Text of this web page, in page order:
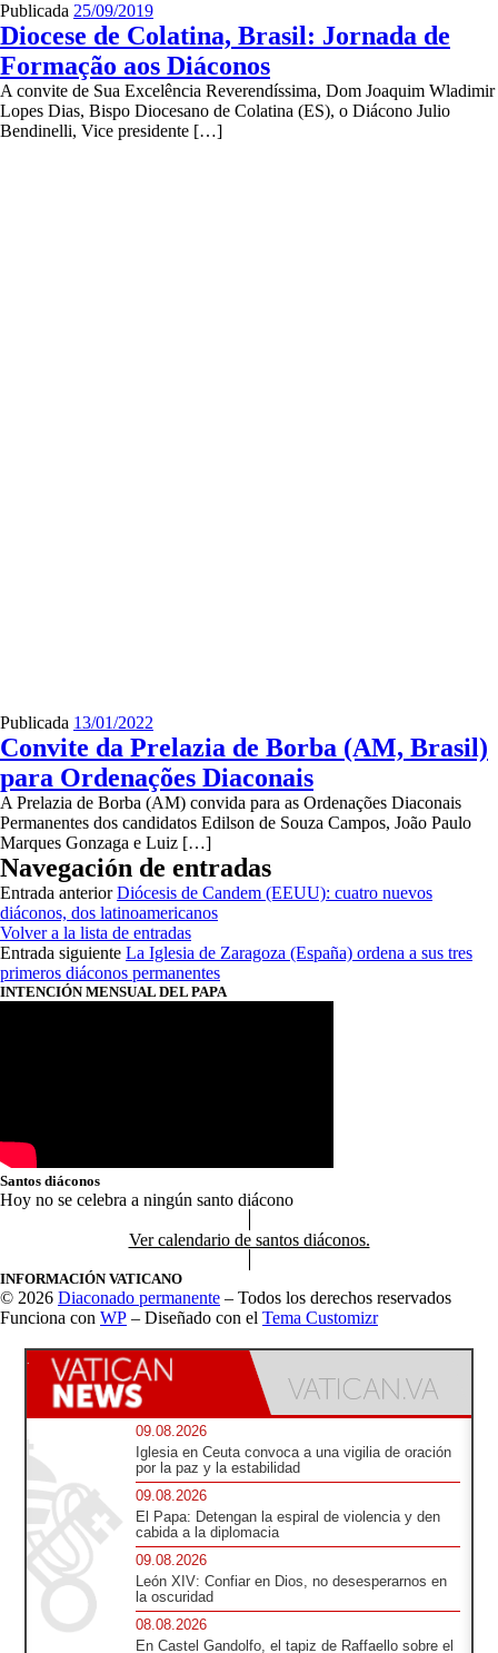
Publicada 25/09/2019
Diocese de Colatina, Brasil: Jornada de
Formação aos Diáconos
A convite de Sua Excelência Reverendíssima, Dom Joaquim Wladimir
Lopes Dias, Bispo Diocesano de Colatina (ES), o Diácono Julio
Bendinelli, Vice presidente […]
Publicada 13/01/2022
Convite da Prelazia de Borba (AM, Brasil)
para Ordenações Diaconais
A Prelazia de Borba (AM) convida para as Ordenações Diaconais
Permanentes dos candidatos Edilson de Souza Campos, João Paulo
Marques Gonzaga e Luiz […]
Navegación de entradas
Entrada anterior Diócesis de Candem (EEUU): cuatro nuevos
diáconos, dos latinoamericanos
Volver a la lista de entradas
Entrada siguiente La Iglesia de Zaragoza (España) ordena a sus tres
primeros diáconos permanentes
INTENCIÓN MENSUAL DEL PAPA
Santos diáconos
Hoy no se celebra a ningún santo diácono
Ver calendario de santos diáconos.
INFORMACIÓN VATICANO
© 2026 Diaconado permanente – Todos los derechos reservados
Funciona con WP – Diseñado con el Tema Customizr
09.08.2026
Iglesia en Ceuta convoca a una vigilia de oración
por la paz y la estabilidad
09.08.2026
El Papa: Detengan la espiral de violencia y den
cabida a la diplomacia
09.08.2026
León XIV: Confiar en Dios, no desesperarnos en
la oscuridad
08.08.2026
En Castel Gandolfo, el tapiz de Raffaello sobre el